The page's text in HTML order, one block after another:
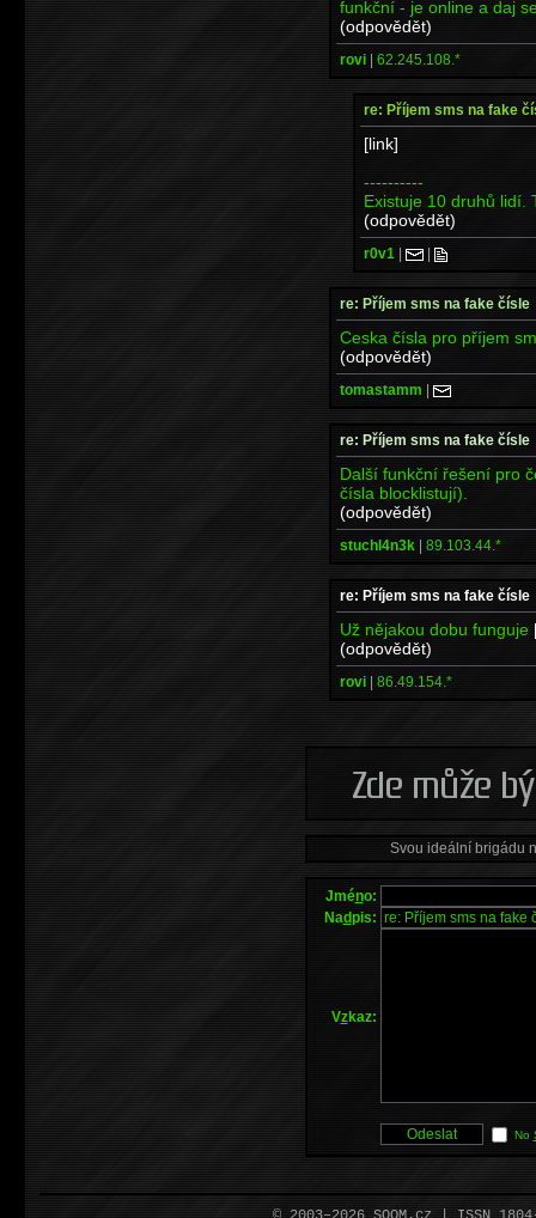
funkční - je online a daj
(odpovědět)
rovi | 62.245.108.*
re: Příjem sms na fake
[link]
----------
Existuje 10 druhů lidí.
(odpovědět)
r0v1 | |
re: Příjem sms na fake čísle
Ceska čísla pro příjem
(odpovědět)
tomastamm |
re: Příjem sms na fake čísle
Další funkční řešení pro
čísla blocklistují).
(odpovědět)
stuchl4n3k | 89.103.44.*
re: Příjem sms na fake čísle
Už nějakou dobu funguje
(odpovědět)
rovi | 86.49.154.*
Svou ideální brigádu
Jméno:
Nadpis:
Vzkaz:
No